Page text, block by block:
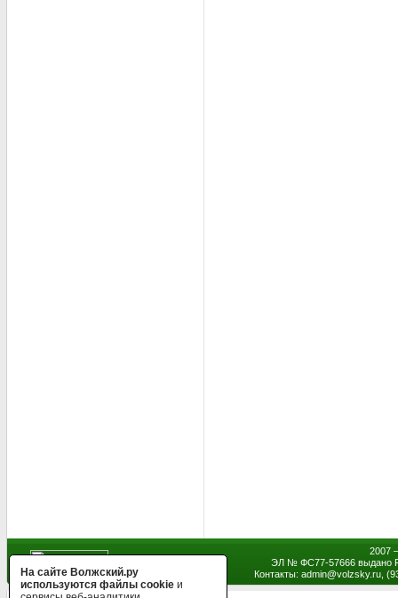
2007
ЭЛ № ФС77-57666 выдано
Контакты: admin@volzsky.ru,
На сайте Волжский.ру
используются файлы cookie и